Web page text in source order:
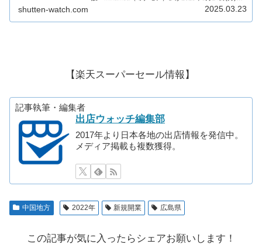
業！広島駅ビルにはホテル「ホテルグランヴィア広島
shutten-watch.com 2025.03.23
【楽天スーパーセール情報】
記事執筆・編集者
出店ウォッチ編集部
2017年より日本各地の出店情報を発信中。
メディア掲載も複数獲得。
中国地方 2022年 新規開業 広島県
この記事が気に入ったらシェアお願いします！